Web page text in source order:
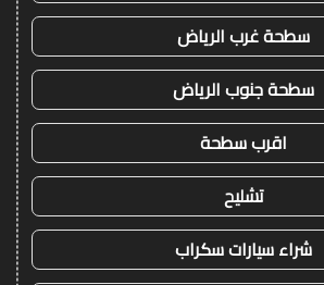
سطحة غرب الرياض
سطحة جنوب الرياض
اقرب سطحة
تشليح
شراء سيارات سكراب